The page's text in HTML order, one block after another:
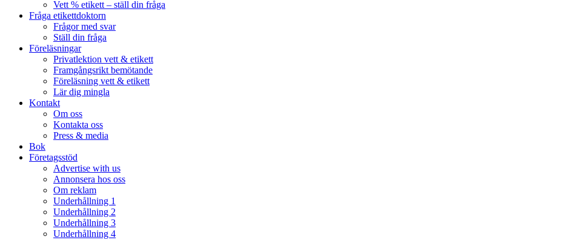
Vett % etikett – ställ din fråga
Fråga etikettdoktorn
Frågor med svar
Ställ din fråga
Föreläsningar
Privatlektion vett & etikett
Framgångsrikt bemötande
Föreläsning vett & etikett
Lär dig mingla
Kontakt
Om oss
Kontakta oss
Press & media
Bok
Företagsstöd
Advertise with us
Annonsera hos oss
Om reklam
Underhållning 1
Underhållning 2
Underhållning 3
Underhållning 4